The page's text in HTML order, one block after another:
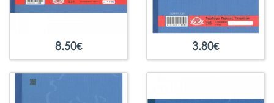
8.50€ 3.80€